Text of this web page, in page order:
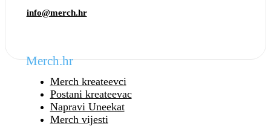
info@merch.hr
Merch.hr
Merch kreateevci
Postani kreateevac
Napravi Uneekat
Merch vijesti